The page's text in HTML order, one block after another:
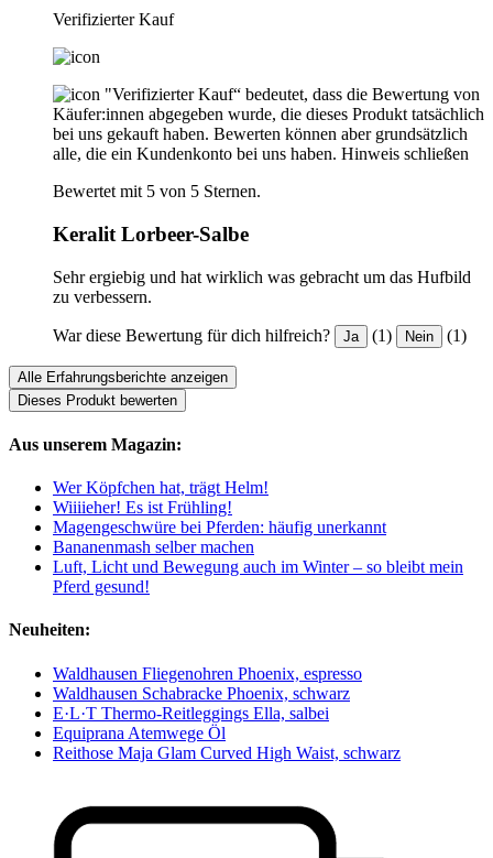
Verifizierter Kauf
"Verifizierter Kauf“ bedeutet, dass die Bewertung von
Käufer:innen abgegeben wurde, die dieses Produkt tatsächlich
bei uns gekauft haben. Bewerten können aber grundsätzlich
alle, die ein Kundenkonto bei uns haben. Hinweis schließen
Bewertet mit 5 von 5 Sternen.
Keralit Lorbeer-Salbe
Sehr ergiebig und hat wirklich was gebracht um das Hufbild
zu verbessern.
War diese Bewertung für dich hilfreich? Ja (1) Nein (1)
Alle Erfahrungsberichte anzeigen
Dieses Produkt bewerten
Aus unserem Magazin:
Wer Köpfchen hat, trägt Helm!
Wiiiieher! Es ist Frühling!
Magengeschwüre bei Pferden: häufig unerkannt
Bananenmash selber machen
Luft, Licht und Bewegung auch im Winter – so bleibt mein
Pferd gesund!
Neuheiten:
Waldhausen Fliegenohren Phoenix, espresso
Waldhausen Schabracke Phoenix, schwarz
E·L·T Thermo-Reitleggings Ella, salbei
Equiprana Atemwege Öl
Reithose Maja Glam Curved High Waist, schwarz